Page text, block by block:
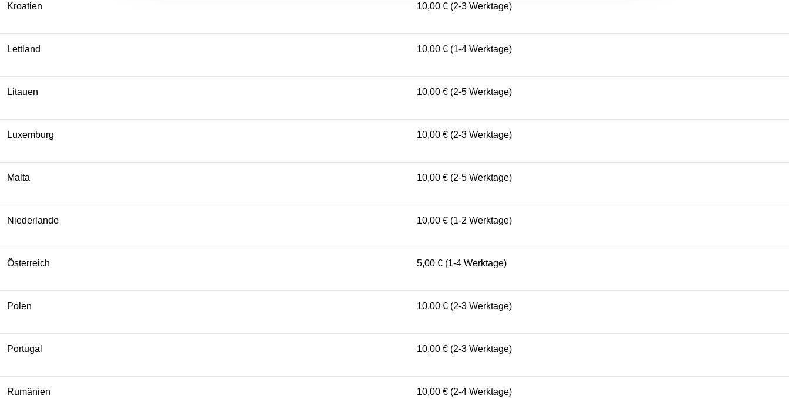
Kroatien 10,00 € (2-3 Werktage)
Lettland 10,00 € (1-4 Werktage)
Litauen 10,00 € (2-5 Werktage)
Luxemburg 10,00 € (2-3 Werktage)
Malta 10,00 € (2-5 Werktage)
Niederlande 10,00 € (1-2 Werktage)
Österreich 5,00 € (1-4 Werktage)
Polen 10,00 € (2-3 Werktage)
Portugal 10,00 € (2-3 Werktage)
Rumänien 10,00 € (2-4 Werktage)